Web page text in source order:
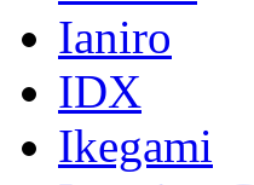
Ianiro
IDX
Ikegami